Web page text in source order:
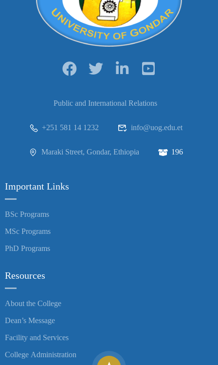
Public and International Relations
+251 581 14 1232 info@uog.edu.et
Maraki Street, Gondar, Ethiopia 196
Important Links
BSc Programs
MSc Programs
PhD Programs
Resources
About the College
Dean’s Message
Facility and Services
College Administration